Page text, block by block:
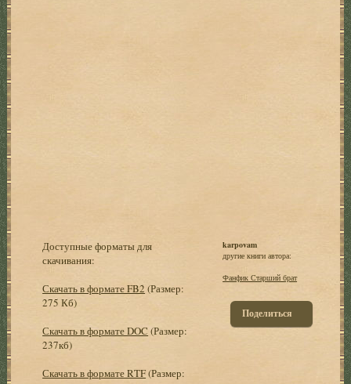
Доступные форматы для
скачивания:
Скачать в формате FB2 (Размер:
275 Кб)
Скачать в формате DOC (Размер:
237кб)
Скачать в формате RTF(Размер:
karpovam
другие книги автора:
Фанфик Старший брат
Поделиться